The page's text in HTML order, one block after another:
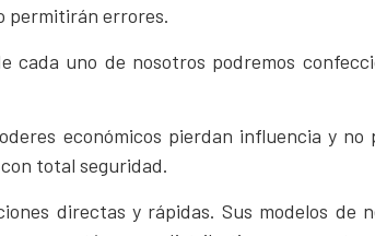
permitirán errores.
cada uno de nosotros podremos
económicos pierdan influencia y
total seguridad.
directas y rápidas. Sus modelos de